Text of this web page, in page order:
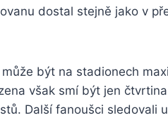
dostal stejně jako v
být na stadionech
však smí být jen
Další fanoušci sledovali